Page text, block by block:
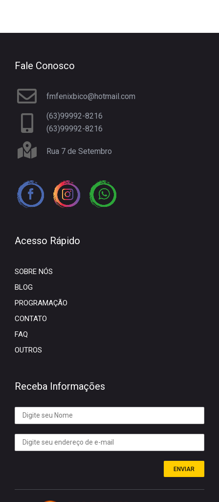
Fale Conosco
fmfenixbico@hotmail.com
(63)99992-8216
(63)99992-8216
Rua 7 de Setembro
Acesso Rápido
SOBRE NÓS
BLOG
PROGRAMAÇÃO
CONTATO
FAQ
OUTROS
Receba Informações
ENVIAR